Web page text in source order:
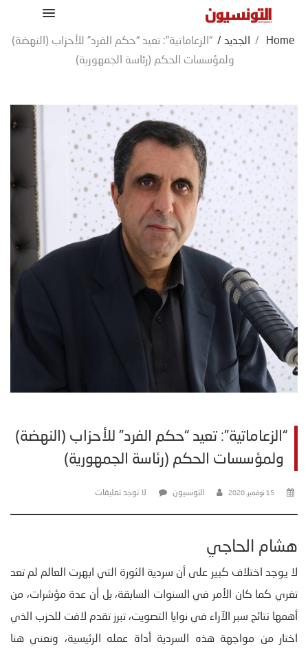
Home
/ الجديد / “الزعاماتية”: تعيد “حكم الفرد” للأحزاب (النهضة)
ولمؤسسات الحكم (رئاسة الجمهورية)
“الزعاماتية”: تعيد “حكم الفرد” للأحزاب (النهضة)
ولمؤسسات الحكم (رئاسة الجمهورية)
15 نوفمبر، 2020 التونسيون لا توجد تعليقات
هشام الحاجي
لا يوجد اختلاف كبير على أن سردية الثورة التي ابهرت العالم لم تعد
تغري كما كان الأمر في السنوات السابقة، بل أن عدة مؤشرات، من
أهمها نتائج سبر الآراء في نوايا التصويت، تبرز تقدم لافت للحزب الذي
اختار من مواجهة هذه السردية أداة عمله الرئيسية، ونعني هنا